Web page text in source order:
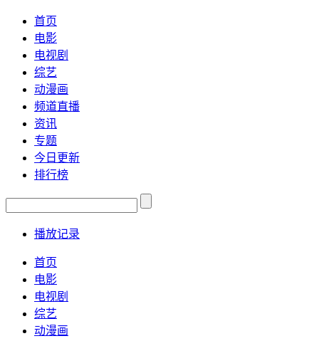
首页
电影
电视剧
综艺
动漫画
频道直播
资讯
专题
今日更新
排行榜
播放记录
首页
电影
电视剧
综艺
动漫画